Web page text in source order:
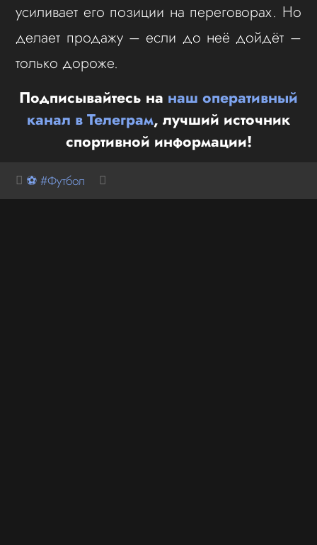
усиливает его позиции на переговорах. Но
делает продажу – если до неё дойдёт –
только дороже.
Подписывайтесь на наш оперативный
канал в Телеграм, лучший источник
спортивной информации!
⚽ #Футбол